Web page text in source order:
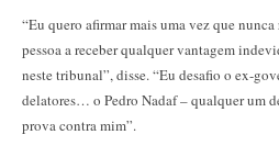
“Eu quero afirmar mais uma vez que
pessoa a receber qualquer vantagem
neste tribunal”, disse. “Eu desafio o ex-
delatores… o Pedro Nadaf – qualquer um
prova contra mim”.